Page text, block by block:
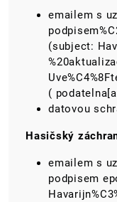
emailem s
podpisem
(subject:
(
datovou
Hasičský
emailem s
podpisem